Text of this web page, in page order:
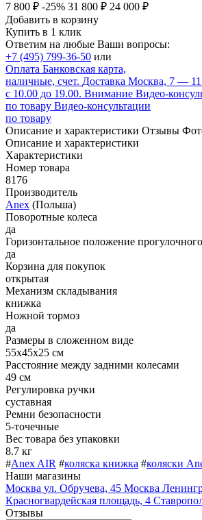
7 800 ₽ -25% 31 800 ₽ 24 000 ₽
Добавить в корзину
Купить в 1 клик
Ответим на любые Ваши вопросы:
+7 (495) 799-36-50 или
Оплата Банковская карта,
наличные, счет. Доставка Москва, 7 — 11
с 10.00 до 19.00. Внимание Видео-
по товару Видео-консультации
по товару
Описание и характеристики Отзывы
Описание и характеристики
Характеристики
Номер товара
8176
Производитель
Anex (Польша)
Поворотные колеса
да
Горизонтальное положение
да
Корзина для покупок
открытая
Механизм складывания
книжка
Ножной тормоз
да
Размеры в сложенном виде
55x45x25 см
Расстояние между задними колесами
49 см
Регулировка ручки
суставная
Ремни безопасности
5-точечные
Вес товара без упаковки
8.7 кг
#Anex AIR #коляска книжка #коляски
Наши магазины
Москва ул. Обручева, 45 Москва
Красногвардейская площадь, 4
Отзывы